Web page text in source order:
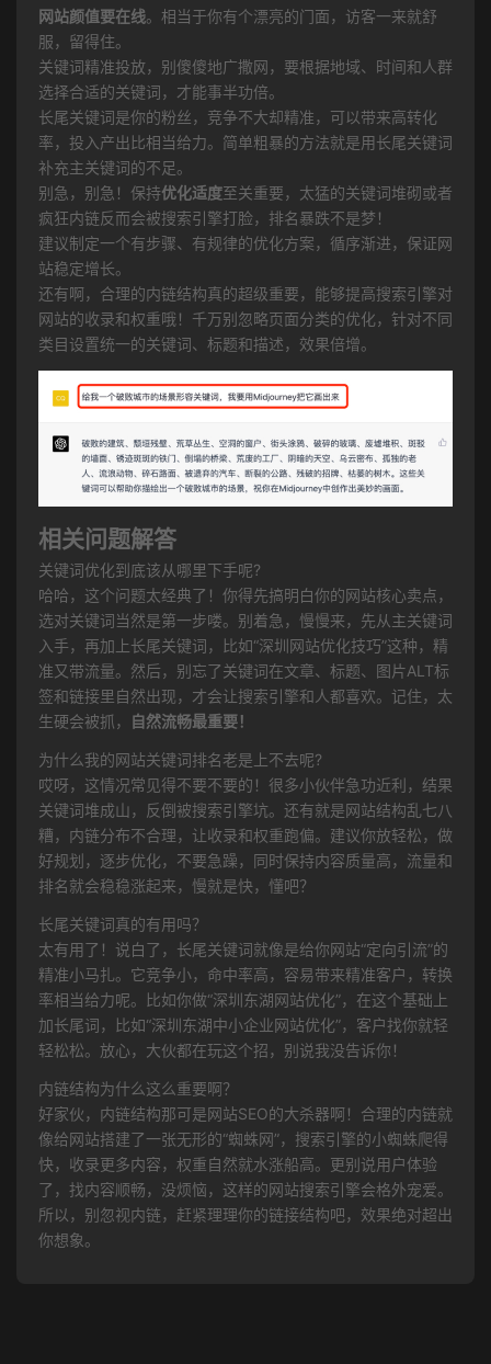
网站颜值要在线。相当于你有个漂亮的门面，访客一来就舒
服，留得住。
关键词精准投放，别傻傻地广撒网，要根据地域、时间和人群
选择合适的关键词，才能事半功倍。
长尾关键词是你的粉丝，竞争不大却精准，可以带来高转化
率，投入产出比相当给力。简单粗暴的方法就是用长尾关键词
补充主关键词的不足。
别急，别急！保持优化适度至关重要，太猛的关键词堆砌或者
疯狂内链反而会被搜索引擎打脸，排名暴跌不是梦！
建议制定一个有步骤、有规律的优化方案，循序渐进，保证网
站稳定增长。
还有啊，合理的内链结构真的超级重要，能够提高搜索引擎对
网站的收录和权重哦！千万别忽略页面分类的优化，针对不同
类目设置统一的关键词、标题和描述，效果倍增。
相关问题解答
关键词优化到底该从哪里下手呢?
哈哈，这个问题太经典了！你得先搞明白你的网站核心卖点，
选对关键词当然是第一步喽。别着急，慢慢来，先从主关键词
入手，再加上长尾关键词，比如“深圳网站优化技巧”这种，精
准又带流量。然后，别忘了关键词在文章、标题、图片ALT标
签和链接里自然出现，才会让搜索引擎和人都喜欢。记住，太
生硬会被抓，
自然流畅最重要！
为什么我的网站关键词排名老是上不去呢?
哎呀，这情况常见得不要不要的！很多小伙伴急功近利，结果
关键词堆成山，反倒被搜索引擎坑。还有就是网站结构乱七八
糟，内链分布不合理，让收录和权重跑偏。建议你放轻松，做
好规划，逐步优化，不要急躁，同时保持内容质量高，流量和
排名就会稳稳涨起来，慢就是快，懂吧？
长尾关键词真的有用吗？
太有用了！说白了，长尾关键词就像是给你网站“定向引流”的
精准小马扎。它竞争小，命中率高，容易带来精准客户，转换
率相当给力呢。比如你做“深圳东湖网站优化”，在这个基础上
加长尾词，比如“深圳东湖中小企业网站优化”，客户找你就轻
轻松松。放心，大伙都在玩这个招，别说我没告诉你！
内链结构为什么这么重要啊？
好家伙，内链结构那可是网站SEO的大杀器啊！合理的内链就
像给网站搭建了一张无形的“蜘蛛网”，搜索引擎的小蜘蛛爬得
快，收录更多内容，权重自然就水涨船高。更别说用户体验
了，找内容顺畅，没烦恼，这样的网站搜索引擎会格外宠爱。
所以，别忽视内链，赶紧理理你的链接结构吧，效果绝对超出
你想象。